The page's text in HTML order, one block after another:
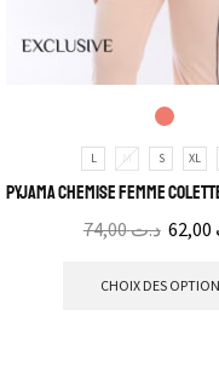
L M S XL
Pyjama Chemise Femme
د.ت74,00
CHOIX DES